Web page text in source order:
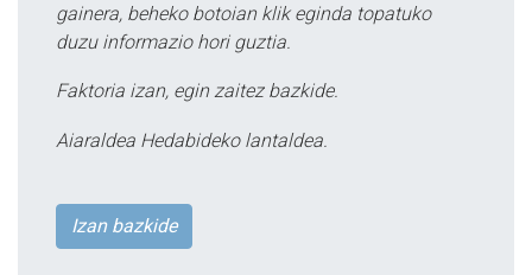
gainera, beheko botoian klik eginda topatuko
duzu informazio hori guztia.
Faktoria izan, egin zaitez bazkide.
Aiaraldea Hedabideko lantaldea.
Izan bazkide